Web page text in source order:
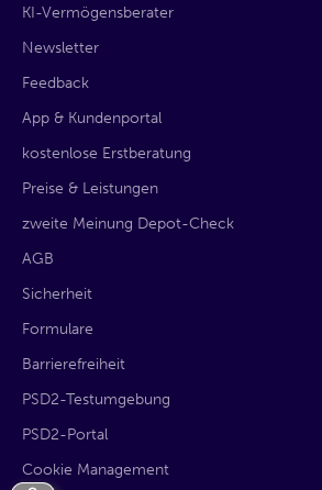
KI-Vermögensberater
Newsletter
Feedback
App & Kundenportal
kostenlose Erstberatung
Preise & Leistungen
zweite Meinung Depot-Check
AGB
Sicherheit
Formulare
Barrierefreiheit
PSD2-Testumgebung
PSD2-Portal
Cookie Management